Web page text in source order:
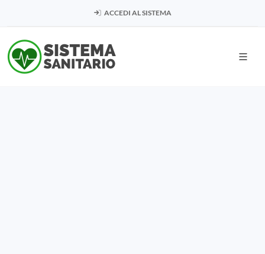
ACCEDI AL SISTEMA